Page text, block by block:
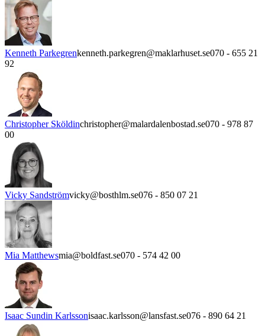
Kenneth Parkegrenkenneth.parkegren@maklarhuset.se070 - 655 21
92
Christopher Sköldinchristopher@malardalenbostad.se070 - 978 87
00
Vicky Sandströmvicky@bosthlm.se076 - 850 07 21
Mia Matthewsmia@boldfast.se070 - 574 42 00
Isaac Sundin Karlssonisaac.karlsson@lansfast.se076 - 890 64 21